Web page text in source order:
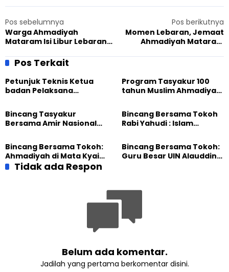
Pos sebelumnya
Warga Ahmadiyah
Mataram Isi Libur Lebaran
Sambung Silaturahmi
Pos berikutnya
Momen Lebaran, Jemaat
Ahmadiyah Mataram
dengan Sambangi Ketua
Pos Terkait
Petunjuk Teknis Ketua
badan Pelaksana
Program Tasyakur 100
tahun Muslim Ahmadiyah
Bincang Tasyakur
Bersama Amir Nasional
Bincang Bersama Tokoh
Rabi Yahudi : Islam
karena peran Ahmadiyah
Bincang Bersama Tokoh:
Ahmadiyah di Mata Kyai
Said Aqil
Bincang Bersama Tokoh:
Guru Besar UIN Alauddin
Tidak ada Respon
Belum ada komentar.
Jadilah yang pertama berkomentar disini.